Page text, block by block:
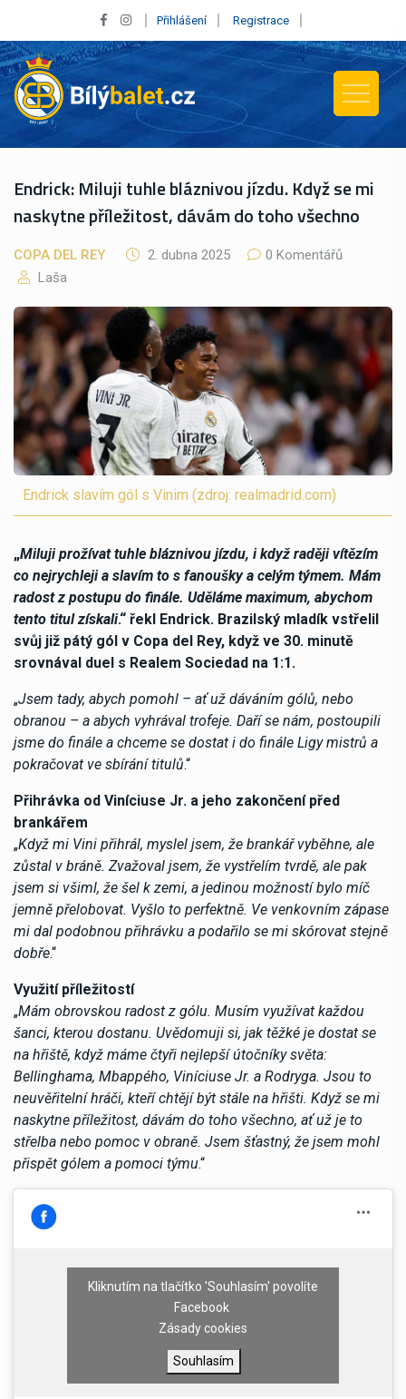
Přihlášení Registrace
Endrick: Miluji tuhle bláznivou jízdu. Když se mi
naskytne příležitost, dávám do toho všechno
COPA DEL REY 2. dubna 2025
0 Komentářů
Laša
Endrick slavím gól s Vinim (zdroj: realmadrid.com)
„Miluji prožívat tuhle bláznivou jízdu, i když raději vítězím
co nejrychleji a slavím to s fanoušky a celým týmem. Mám
radost z postupu do finále. Uděláme maximum, abychom
tento titul získali.“ řekl Endrick. Brazilský mladík vstřelil
svůj již pátý gól v Copa del Rey, když ve 30. minutě
srovnával duel s Realem Sociedad na 1:1.
„Jsem tady, abych pomohl – ať už dáváním gólů, nebo
obranou – a abych vyhrával trofeje. Daří se nám, postoupili
jsme do finále a chceme se dostat i do finále Ligy mistrů a
pokračovat ve sbírání titulů.“
Přihrávka od Viníciuse Jr. a jeho zakončení před
brankářem
„Když mi Vini přihrál, myslel jsem, že brankář vyběhne, ale
zůstal v bráně. Zvažoval jsem, že vystřelím tvrdě, ale pak
jsem si všiml, že šel k zemi, a jedinou možností bylo míč
jemně přelobovat. Vyšlo to perfektně. Ve venkovním zápase
mi dal podobnou přihrávku a podařilo se mi skórovat stejně
dobře.“
Využití příležitostí
„Mám obrovskou radost z gólu. Musím využívat každou
šanci, kterou dostanu. Uvědomuji si, jak těžké je dostat se
na hřiště, když máme čtyři nejlepší útočníky světa:
Bellinghama, Mbappého, Viníciuse Jr. a Rodryga. Jsou to
neuvěřitelní hráči, kteří chtějí být stále na hřišti. Když se mi
naskytne příležitost, dávám do toho všechno, ať už je to
střelba nebo pomoc v obraně. Jsem šťastný, že jsem mohl
přispět gólem a pomoci týmu.“
Kliknutím na tlačítko 'Souhlasím' povolíte
Facebook
Zásady cookies
Souhlasím